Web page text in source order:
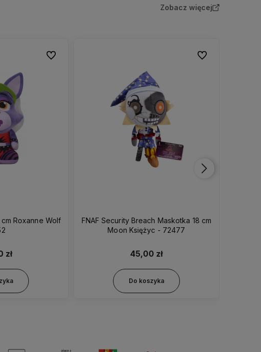
Zobacz więcej
zł
Do ulubionych
FNAF Security Breach Maskotka 18 cm
Moon Księżyc - 72477
45,00 zł
Do koszyka
Do ulubionych